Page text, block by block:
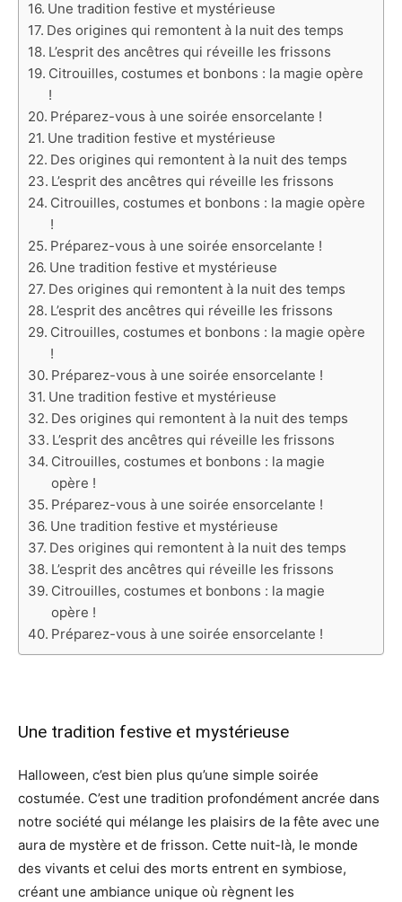
Une tradition festive et mystérieuse
Des origines qui remontent à la nuit des temps
L’esprit des ancêtres qui réveille les frissons
Citrouilles, costumes et bonbons : la magie opère
!
Préparez-vous à une soirée ensorcelante !
Une tradition festive et mystérieuse
Des origines qui remontent à la nuit des temps
L’esprit des ancêtres qui réveille les frissons
Citrouilles, costumes et bonbons : la magie opère
!
Préparez-vous à une soirée ensorcelante !
Une tradition festive et mystérieuse
Des origines qui remontent à la nuit des temps
L’esprit des ancêtres qui réveille les frissons
Citrouilles, costumes et bonbons : la magie opère
!
Préparez-vous à une soirée ensorcelante !
Une tradition festive et mystérieuse
Des origines qui remontent à la nuit des temps
L’esprit des ancêtres qui réveille les frissons
Citrouilles, costumes et bonbons : la magie
opère !
Préparez-vous à une soirée ensorcelante !
Une tradition festive et mystérieuse
Des origines qui remontent à la nuit des temps
L’esprit des ancêtres qui réveille les frissons
Citrouilles, costumes et bonbons : la magie
opère !
Préparez-vous à une soirée ensorcelante !
Une tradition festive et mystérieuse
Halloween, c’est bien plus qu’une simple soirée
costumée. C’est une tradition profondément ancrée dans
notre société qui mélange les plaisirs de la fête avec une
aura de mystère et de frisson. Cette nuit-là, le monde
des vivants et celui des morts entrent en symbiose,
créant une ambiance unique où règnent les